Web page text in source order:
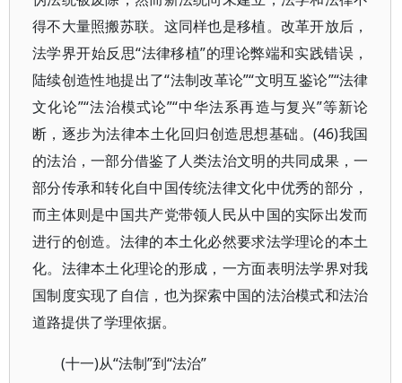
得不大量照搬苏联。这同样也是移植。改革开放后，
法学界开始反思“法律移植”的理论弊端和实践错误，
陆续创造性地提出了“法制改革论”“文明互鉴论”“法律
文化论”“法治模式论”“中华法系再造与复兴”等新论
断，逐步为法律本土化回归创造思想基础。(46)我国
的法治，一部分借鉴了人类法治文明的共同成果，一
部分传承和转化自中国传统法律文化中优秀的部分，
而主体则是中国共产党带领人民从中国的实际出发而
进行的创造。法律的本土化必然要求法学理论的本土
化。法律本土化理论的形成，一方面表明法学界对我
国制度实现了自信，也为探索中国的法治模式和法治
道路提供了学理依据。
(十一)从“法制”到“法治”